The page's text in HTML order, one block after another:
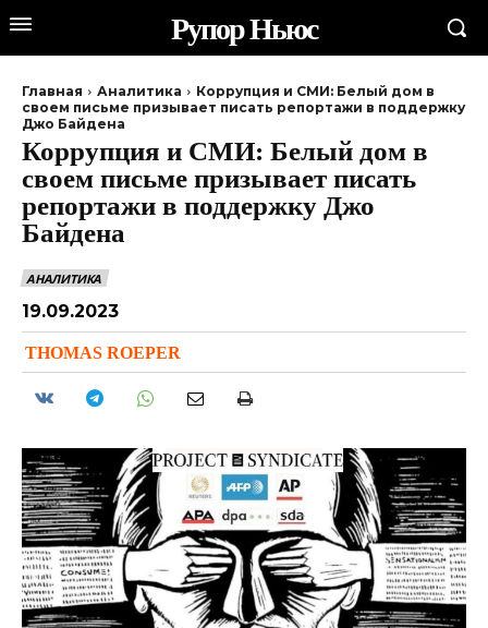
Рупор Ньюс
Главная Аналитика
Коррупция и СМИ: Белый дом в
своем письме призывает писать репортажи в поддержку
Джо Байдена
Коррупция и СМИ: Белый дом в
своем письме призывает писать
репортажи в поддержку Джо
Байдена
АНАЛИТИКА
19.09.2023
THOMAS ROEPER